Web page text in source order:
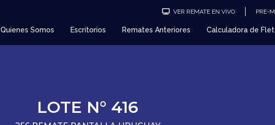
VER REMATE EN VIVO PRE-
Quienes Somos Escritorios Remates Anteriores Calculadora de
LOTE N° 416